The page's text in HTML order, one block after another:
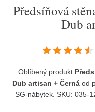
Předsíňová
Dub
Oblíbený produkt
Dub artisan + Černá od
SG-nábytek. SKU: 035-